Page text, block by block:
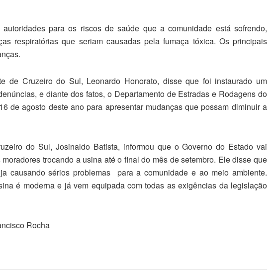
para os riscos de saúde que a comunidade está sofrendo,
respiratórias que seriam causadas pela fumaça tóxica. Os principais
de Cruzeiro do Sul, Leonardo Honorato, disse que foi instaurado um
e diante dos fatos, o Departamento de Estradas e Rodagens do
de agosto deste ano para apresentar mudanças que possam diminuir a
do Sul, Josinaldo Batista, informou que o Governo do Estado vai
trocando a usina até o final do mês de setembro. Ele disse que
causando sérios problemas para a comunidade e ao meio ambiente.
é moderna e já vem equipada com todas as exigências da legislação
Rocha